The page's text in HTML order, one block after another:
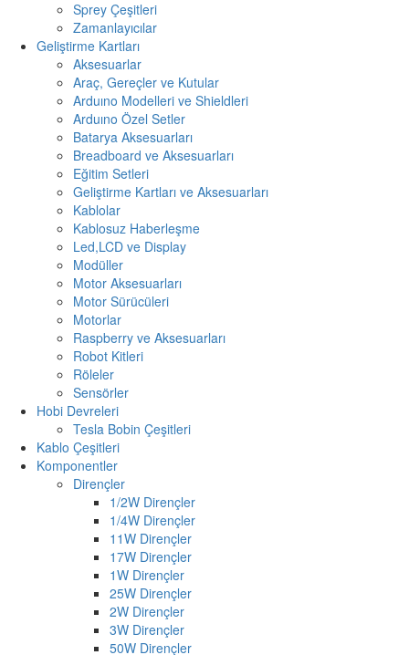
Sprey Çeşitleri
Zamanlayıcılar
Geliştirme Kartları
Aksesuarlar
Araç, Gereçler ve Kutular
Arduıno Modelleri ve Shieldleri
Arduıno Özel Setler
Batarya Aksesuarları
Breadboard ve Aksesuarları
Eğitim Setleri
Geliştirme Kartları ve Aksesuarları
Kablolar
Kablosuz Haberleşme
Led,LCD ve Display
Modüller
Motor Aksesuarları
Motor Sürücüleri
Motorlar
Raspberry ve Aksesuarları
Robot Kitleri
Röleler
Sensörler
Hobi Devreleri
Tesla Bobin Çeşitleri
Kablo Çeşitleri
Komponentler
Dirençler
1/2W Dirençler
1/4W Dirençler
11W Dirençler
17W Dirençler
1W Dirençler
25W Dirençler
2W Dirençler
3W Dirençler
50W Dirençler